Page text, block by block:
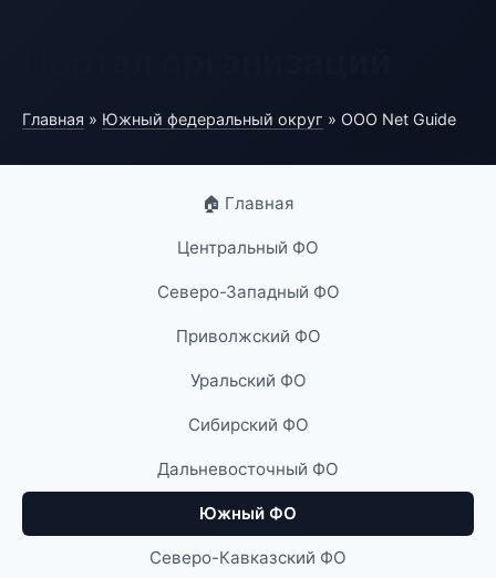
Главная » Южный федеральный округ » ООО Net Guide
🏠 Главная
Центральный ФО
Северо-Западный ФО
Приволжский ФО
Уральский ФО
Сибирский ФО
Дальневосточный ФО
Южный ФО
Северо-Кавказский ФО